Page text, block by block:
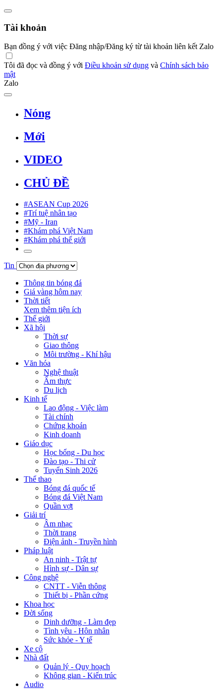
Tài khoản
Bạn đồng ý với việc Đăng nhập/Đăng ký từ tài khoản liên kết Zalo
Tôi đã đọc và đồng ý với Điều khoản sử dụng và Chính sách bảo
mật
Zalo
Nóng
Mới
VIDEO
CHỦ ĐỀ
#ASEAN Cup 2026
#Trí tuệ nhân tạo
#Mỹ - Iran
#Khám phá Việt Nam
#Khám phá thế giới
Tin
Thông tin bóng đá
Giá vàng hôm nay
Thời tiết
Xem thêm tiện ích
Thế giới
Xã hội
Thời sự
Giao thông
Môi trường - Khí hậu
Văn hóa
Nghệ thuật
Ẩm thực
Du lịch
Kinh tế
Lao động - Việc làm
Tài chính
Chứng khoán
Kinh doanh
Giáo dục
Học bổng - Du học
Đào tạo - Thi cử
Tuyển Sinh 2026
Thể thao
Bóng đá quốc tế
Bóng đá Việt Nam
Quần vợt
Giải trí
Âm nhạc
Thời trang
Điện ảnh - Truyền hình
Pháp luật
An ninh - Trật tự
Hình sự - Dân sự
Công nghệ
CNTT - Viễn thông
Thiết bị - Phần cứng
Khoa học
Đời sống
Dinh dưỡng - Làm đẹp
Tình yêu - Hôn nhân
Sức khỏe - Y tế
Xe cộ
Nhà đất
Quản lý - Quy hoạch
Không gian - Kiến trúc
Audio